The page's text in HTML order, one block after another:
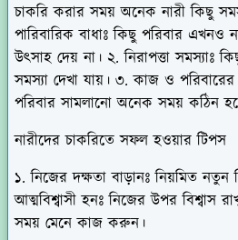
চাকরি করার সময় অনেক নারী কিছু
পারিবারিক বাধাঃ কিছু পরিবার এখনও
উৎসাহ দেয় না। ২. নিরাপত্তা সমস্যাঃ কিছু
সমস্যা দেখা যায়। ৩. কাজ ও পরিবারের
পরিবার সামলানো অনেক সময় কঠিন
নারীদের চাকরিতে সফল হওয়ার টিপস
১. নিজের দক্ষতা বাড়ানঃ নিয়মিত নতুন
আত্মবিশ্বাসী হনঃ নিজের উপর বিশ্বাস
সময় মেনে কাজ করুন।